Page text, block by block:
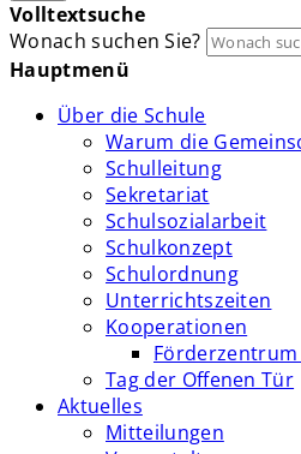
Volltextsuche
Wonach suchen Sie?
Hauptmenü
Über die Schule
Warum die
Schulleitung
Sekretariat
Schulsozialarbeit
Schulkonzept
Schulordnung
Unterrichtszeiten
Kooperationen
Förderzentrum
Tag der Offenen Tür
Aktuelles
Mitteilungen